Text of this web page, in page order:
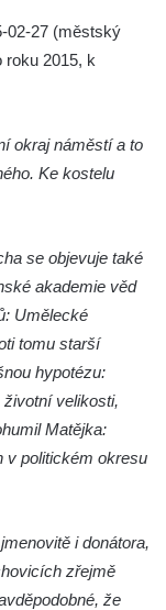
02-27 (městský
roku 2015, k
okraj náměstí a to
Ke kostelu
se objevuje také
akademie věd
Umělecké
tomu starší
hypotézu:
velikosti,
Matějka:
v politickém okresu
i donátora,
zřejmě
že